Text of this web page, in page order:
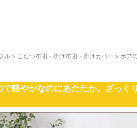
ル > こたつ布団・掛け布団・掛けカバー > ボア
軽やかなのにあたたか。ざっく